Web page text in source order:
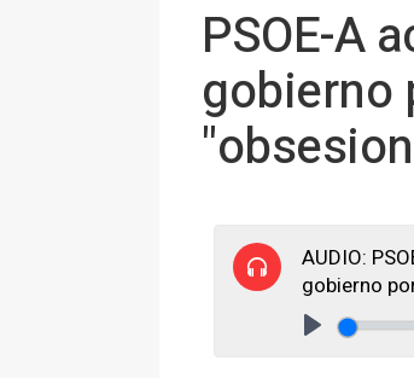
PSOE-A
gobierno
AUDIO:
gobierno